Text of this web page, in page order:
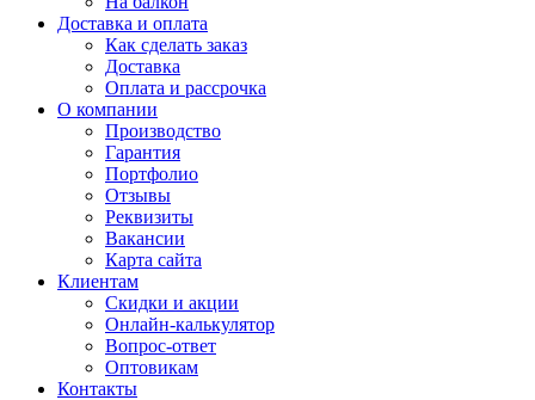
Доставка и оплата
Как сделать заказ
Доставка
Оплата и рассрочка
О компании
Производство
Гарантия
Портфолио
Отзывы
Реквизиты
Вакансии
Карта сайта
Клиентам
Скидки и акции
Онлайн-калькулятор
Вопрос-ответ
Оптовикам
Контакты